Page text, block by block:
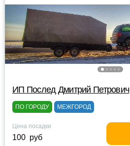
ИП Послед Дмитрий Петрович
ПО ГОРОДУ МЕЖГОРОД
Цена посадки
100 руб